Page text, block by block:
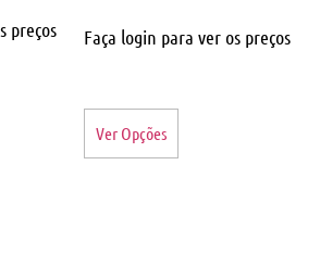
preços Faça login para ver os preços
Ver Opções